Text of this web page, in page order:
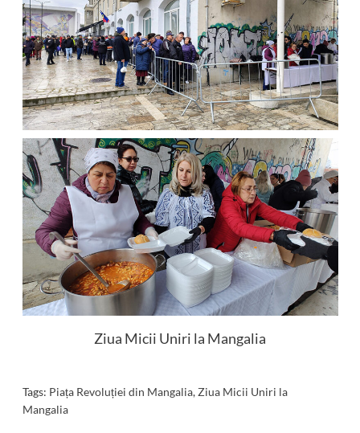
Ziua Micii Uniri la Mangalia
Tags: Piața Revoluției din Mangalia, Ziua Micii Uniri la
Mangalia